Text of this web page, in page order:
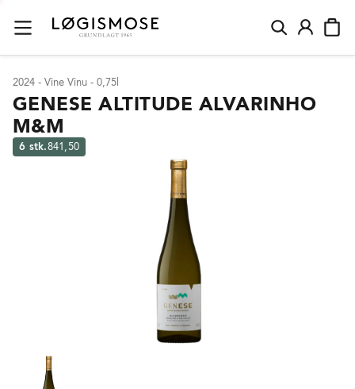
2024 - Vine Vinu - 0,75l
GENESE ALTITUDE ALVARINHO
M&M
6 stk.841,50